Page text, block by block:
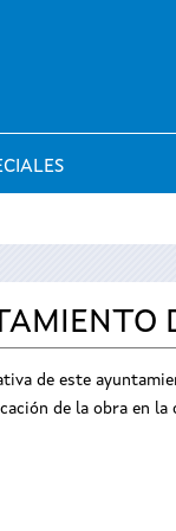
de este
de la obra en la